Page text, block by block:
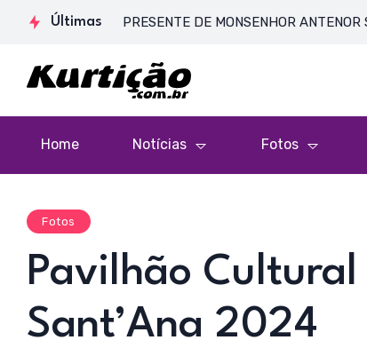
Últimas
DE CORPO PRESENTE DE MONSENHOR ANTENOR
Home Notícias Fotos
Fotos
Pavilhão Cultural
Sant’Ana 2024